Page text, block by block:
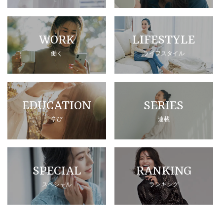
WORK
働く
LIFESTYLE
ライフスタイル
EDUCATION
学び
SERIES
連載
SPECIAL
スペシャル
RANKING
ランキング